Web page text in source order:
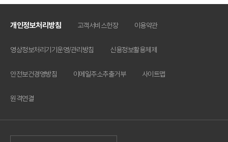
개인정보처리방침 고객서비스헌장 이용약관
영상정보처리기기운영/관리방침 신용정보활용체제
안전보건경영방침 이메일주소추출거부 사이트맵
원격연결